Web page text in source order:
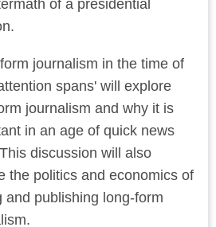
of a presidential
journalism in the time of
spans' will explore
journalism and why it is
in an age of quick news
discussion will also
the politics and economics of
and publishing long-form